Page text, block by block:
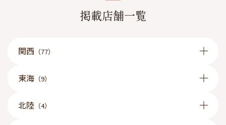
掲載店舗一覧
関西 （77）
東海 （9）
北陸 （4）